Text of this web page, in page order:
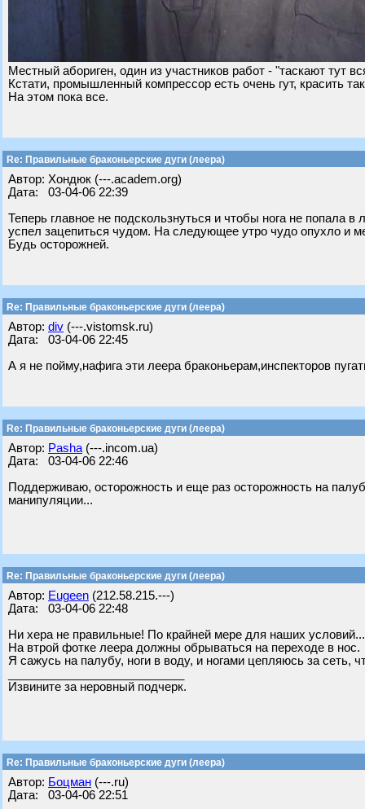
Местный абориген, один из участников работ - "таскают тут
Кстати, промышленный компрессор есть очень гут, красить
На этом пока все.
Re: Правильные браконьерские дуги (леера)
Автор: Хондюк (---.academ.org)
Дата: 03-04-06 22:39
Теперь главное не подскользнуться и чтобы нога не попала
успел зацепиться чудом. На следующее утро чудо опухло и
Будь осторожней.
Re: Правильные браконьерские дуги (леера)
Автор: div (---.vistomsk.ru)
Дата: 03-04-06 22:45
А я не пойму,нафига эти леера браконьерам,инспекторов
Re: Правильные браконьерские дуги (леера)
Автор: Pasha (---.incom.ua)
Дата: 03-04-06 22:46
Поддерживаю, осторожность и еще раз осторожность на
манипуляции...
Re: Правильные браконьерские дуги (леера)
Автор: Eugeen (212.58.215.---)
Дата: 03-04-06 22:48
Ни хера не правильные! По крайней мере для наших условий...
На втрой фотке леера должны обрываться на переходе в нос.
Я сажусь на палубу, ноги в воду, и ногами цепляюсь за
Извините за неровный подчерк.
Re: Правильные браконьерские дуги (леера)
Автор: Бoцман (---.ru)
Дата: 03-04-06 22:51